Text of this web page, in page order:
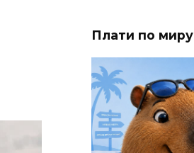
Плати по миру